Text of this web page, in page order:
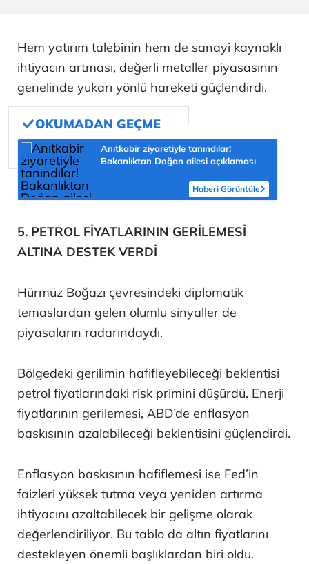
Hem yatırım talebinin hem de sanayi kaynaklı
ihtiyacın artması, değerli metaller piyasasının
genelinde yukarı yönlü hareketi güçlendirdi.
Anıtkabir ziyaretiyle tanındılar!
Bakanlıktan Doğan ailesi açıklaması
Haberi Görüntüle
5. PETROL FİYATLARININ GERİLEMESİ
ALTINA DESTEK VERDİ
Hürmüz Boğazı çevresindeki diplomatik
temaslardan gelen olumlu sinyaller de
piyasaların radarındaydı.
Bölgedeki gerilimin hafifleyebileceği beklentisi
petrol fiyatlarındaki risk primini düşürdü. Enerji
fiyatlarının gerilemesi, ABD’de enflasyon
baskısının azalabileceği beklentisini güçlendirdi.
Enflasyon baskısının hafiflemesi ise Fed’in
faizleri yüksek tutma veya yeniden artırma
ihtiyacını azaltabilecek bir gelişme olarak
değerlendiriliyor. Bu tablo da altın fiyatlarını
destekleyen önemli başlıklardan biri oldu.